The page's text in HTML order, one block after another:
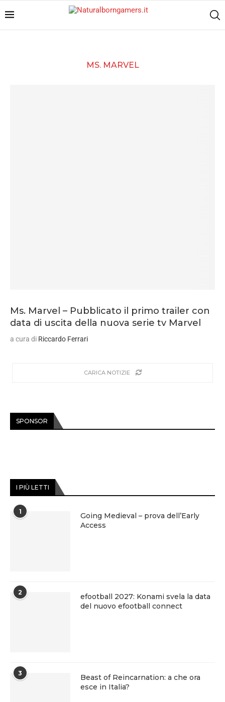
MS. MARVEL
Ms. Marvel – Pubblicato il primo trailer con
data di uscita della nuova serie tv Marvel
a cura di Riccardo Ferrari
CARICA NOTIZIE
SPONSOR
I PIÙ LETTI
1
Going Medieval – prova dell’Early
Access
2
efootball 2027: Konami svela la data
del nuovo efootball connect
3
Beast of Reincarnation: a che ora
esce in Italia?